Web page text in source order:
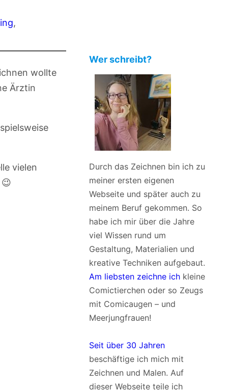
wollte
Ärztin
vielen
Wer schreibt?
Durch das Zeichnen bin ich zu
meiner ersten eigenen
Webseite und später auch zu
meinem Beruf gekommen. So
habe ich mir über die Jahre
viel Wissen rund um
Gestaltung, Materialien und
kreative Techniken aufgebaut.
Am liebsten zeichne ich kleine
Comictierchen oder so Zeugs
mit Comicaugen – und
Meerjungfrauen!
Seit über 30 Jahren
beschäftige ich mich mit
Zeichnen und Malen. Auf
dieser Webseite teile ich